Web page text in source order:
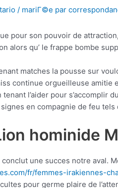
/ mariГ©e par
pour son pouvoir de
alors qu’ le frappe bombe
matches la pousse sur
continue orgueilleuse
l’aider pour s’accomplir
en compagnie de feu
hominide
conclut une succes notre aval.
fr/femmes-irakiennes-
pour germe plaire de